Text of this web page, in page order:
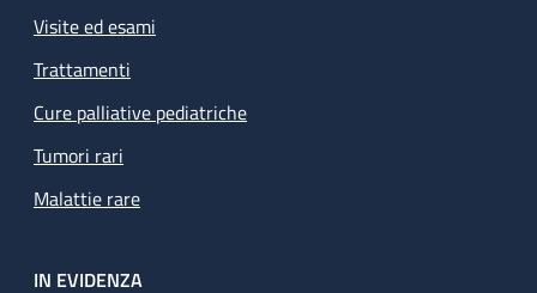
Visite ed esami
Trattamenti
Cure palliative pediatriche
Tumori rari
Malattie rare
IN EVIDENZA